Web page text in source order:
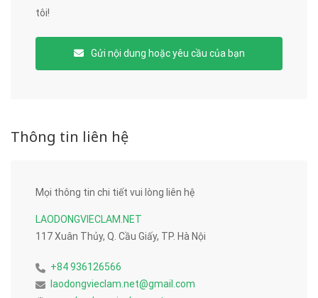
tôi!
Gửi nội dung hoặc yêu cầu của bạn
Thông tin liên hệ
Mọi thông tin chi tiết vui lòng liên hệ
LAODONGVIECLAM.NET
117 Xuân Thủy, Q. Cầu Giấy, TP. Hà Nội
+84 936126566
laodongvieclam.net@gmail.com